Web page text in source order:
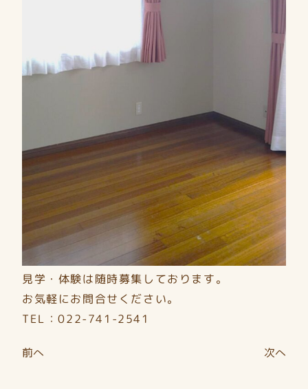
見学・体験は随時募集しております。
お気軽にお問合せください。
TEL：022-741-2541
投
前へ 次へ